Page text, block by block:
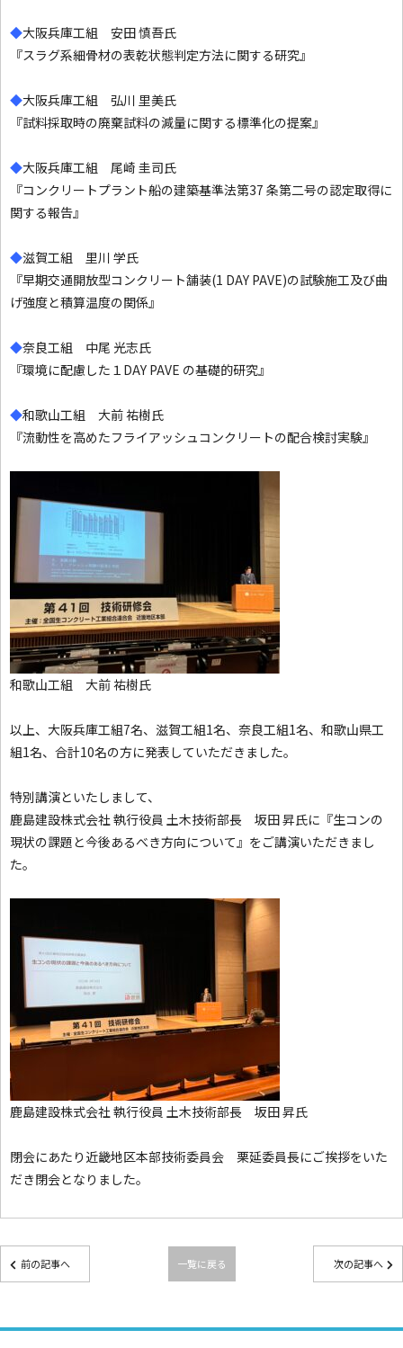
◆大阪兵庫工組 安田 慎吾氏
『スラグ系細骨材の表乾状態判定方法に関する研究』
◆大阪兵庫工組 弘川 里美氏
『試料採取時の廃棄試料の減量に関する標準化の提案』
◆大阪兵庫工組 尾崎 圭司氏
『コンクリートプラント船の建築基準法第37 条第二号の認定取得に
関する報告』
◆滋賀工組 里川 学氏
『早期交通開放型コンクリート舗装(1 DAY PAVE)の試験施工及び曲
げ強度と積算温度の関係』
◆奈良工組 中尾 光志氏
『環境に配慮した１DAY PAVE の基礎的研究』
◆和歌山工組 大前 祐樹氏
『流動性を高めたフライアッシュコンクリートの配合検討実験』
和歌山工組 大前 祐樹氏
以上、大阪兵庫工組7名、滋賀工組1名、奈良工組1名、和歌山県工
組1名、合計10名の方に発表していただきました。
特別講演といたしまして、
鹿島建設株式会社 執行役員 土木技術部長 坂田 昇氏に『生コンの
現状の課題と今後あるべき方向について』をご講演いただきまし
た。
鹿島建設株式会社 執行役員 土木技術部長 坂田 昇氏
閉会にあたり近畿地区本部技術委員会 栗延委員長にご挨拶をいた
だき閉会となりました。
前の記事へ 一覧に戻る 次の記事へ